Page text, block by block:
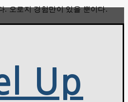
. 오로지 경험만이 있을 뿐이다.
Up